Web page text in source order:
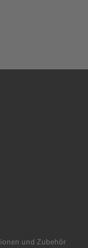
und Zubehör